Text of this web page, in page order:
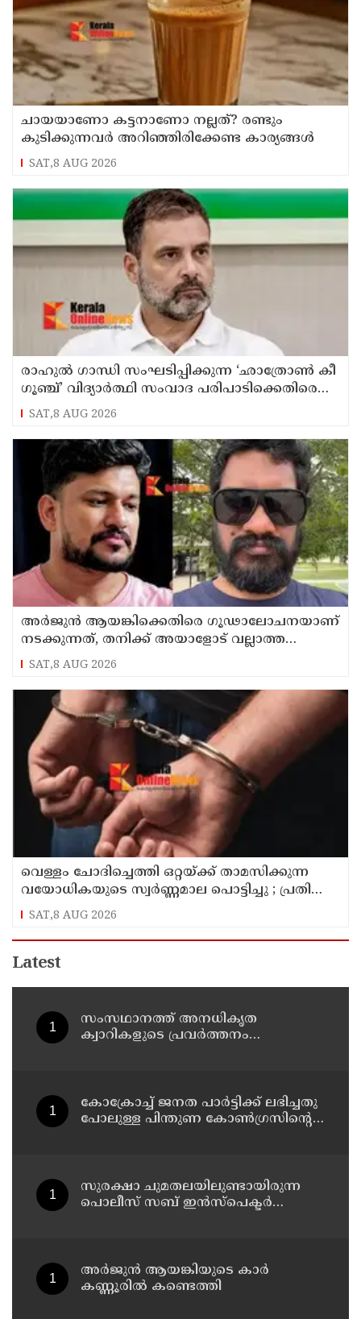
ചായയാണോ കട്ടനാണോ നല്ലത്? രണ്ടും
കുടിക്കുന്നവർ അറിഞ്ഞിരിക്കേണ്ട കാര്യങ്ങൾ
SAT,8 AUG 2026
രാഹുൽ ഗാന്ധി സംഘടിപ്പിക്കുന്ന ‘ഛാത്രോൺ കീ
ഗൂഞ്ച്’ വിദ്യാർത്ഥി സംവാദ പരിപാടിക്കെതിരെ
രൂക്ഷവിമർശനവുമായി ബിജെപി
SAT,8 AUG 2026
അർജുൻ ആയങ്കിക്കെതിരെ ഗൂഢാലോചനയാണ്
നടക്കുന്നത്, തനിക്ക് അയാളോട് വല്ലാത്ത
സ്നേഹം തോന്നുന്നു ; സംവിധായകൻ
സനൽകുമാർ ശശിധരൻ
SAT,8 AUG 2026
വെള്ളം ചോദിച്ചെത്തി ഒറ്റയ്ക്ക് താമസിക്കുന്ന
വയോധികയുടെ സ്വർണ്ണമാല പൊട്ടിച്ചു ; പ്രതി
പിടിയിൽ
SAT,8 AUG 2026
Latest
സംസഥാനത്ത് അനധികൃത
ക്വാറികളുടെ പ്രവർത്തനം
കോക്രോച്ച് ജനത പാർട്ടിക്ക് ലഭിച്ചതു
പോലുള്ള പിന്തുണ കോൺഗ്രസിന്റെ
സുരക്ഷാ ചുമതലയിലുണ്ടായിരുന്ന
പൊലീസ് സബ് ഇൻസ്പെക്ടർ
അർജുൻ ആയങ്കിയുടെ കാർ
കണ്ണൂരിൽ കണ്ടെത്തി